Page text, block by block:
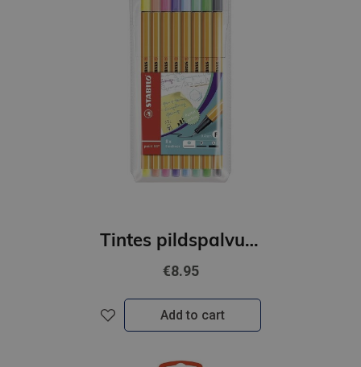
Tintes pildspalvu komplekts STABILO POINT pasteļkrāsas|0.4 mm| 8 krāsas
€8.95
Add to cart